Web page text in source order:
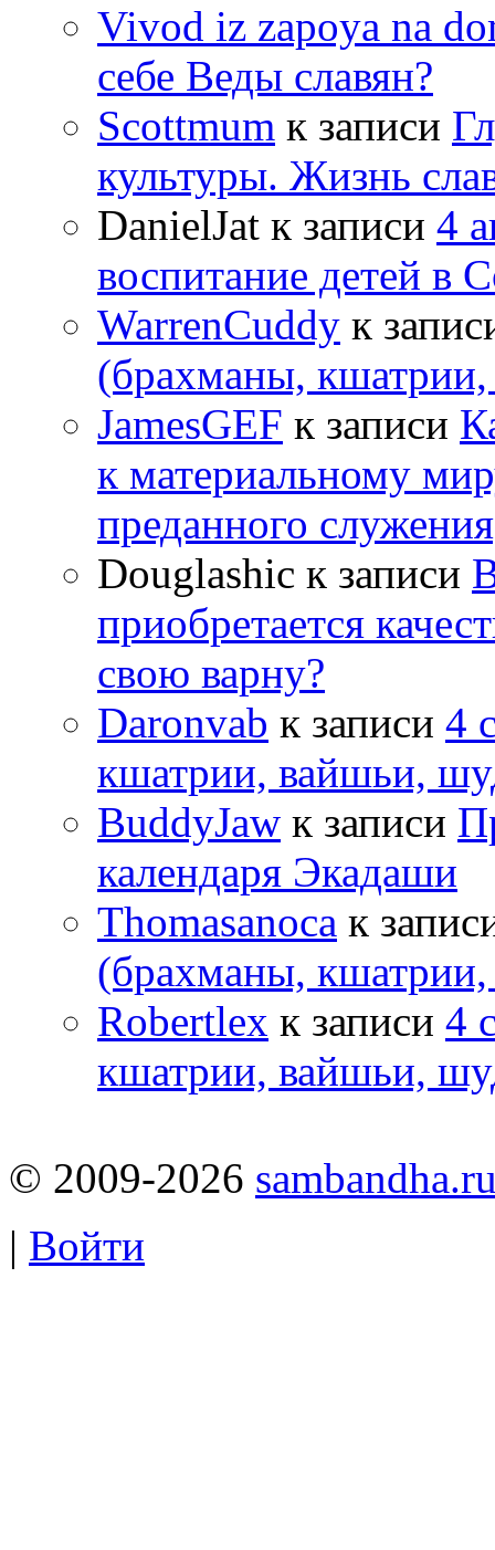
Vivod iz zapoya na
себе Веды славян?
Scottmum к записи
культуры. Жизнь
DanielJat к записи 4
воспитание детей в
WarrenCuddy к
(брахманы,
JamesGEF к записи
к материальному
преданного
Douglashic к записи
приобретается
свою варну?
Daronvab к записи 4
кшатрии, вайшьи,
BuddyJaw к записи
календаря Экадаши
Thomasanoca к
(брахманы,
Robertlex к записи 4
кшатрии, вайшьи,
© 2009-2026
| Войти